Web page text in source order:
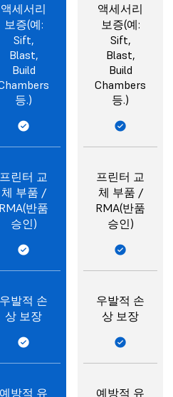
액세서리
보증(예:
Sift,
Blast,
Build
등.)
프린터 교
체 부품 /
RMA(반품
승인)
우발적 손
상 보장
예방적 유
액세서리
보증(예:
Sift,
Blast,
Build
Chambers
등.)
프린터 교
체 부품 /
RMA(반품
승인)
우발적 손
상 보장
예방적 유